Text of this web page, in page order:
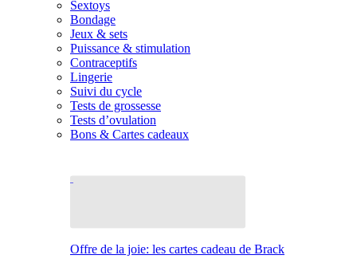
Sextoys
Bondage
Jeux & sets
Puissance & stimulation
Contraceptifs
Lingerie
Suivi du cycle
Tests de grossesse
Tests d’ovulation
Bons & Cartes cadeaux
Offre de la joie: les cartes cadeau de Brack